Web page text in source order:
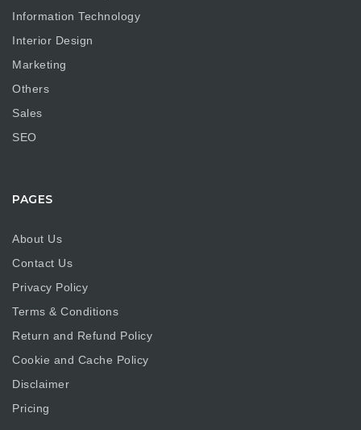
Information Technology
Interior Design
Marketing
Others
Sales
SEO
PAGES
About Us
Contact Us
Privacy Policy
Terms & Conditions
Return and Refund Policy
Cookie and Cache Policy
Disclaimer
Pricing